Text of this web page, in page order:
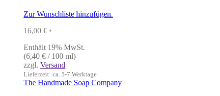
Zur Wunschliste hinzufügen.
16,00 € *
Enthält 19% MwSt.
(6,40 € / 100 ml)
zzgl. Versand
Lieferzeit: ca. 5-7 Werktage
The Handmade Soap Company